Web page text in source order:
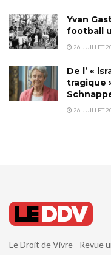
Yvan
football
26 JUILLET
De l’ «
tragique
26 JUILLET
Le Droit de Vivre - Revue